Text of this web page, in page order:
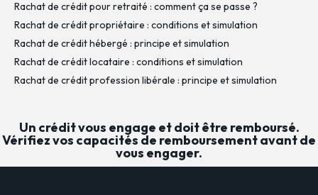
Rachat de crédit pour retraité : comment ça se passe ?
Rachat de crédit propriétaire : conditions et simulation
Rachat de crédit hébergé : principe et simulation
Rachat de crédit locataire : conditions et simulation
Rachat de crédit profession libérale : principe et simulation
Un crédit vous engage et doit être remboursé.
Vérifiez vos capacités de remboursement avant de
vous engager.